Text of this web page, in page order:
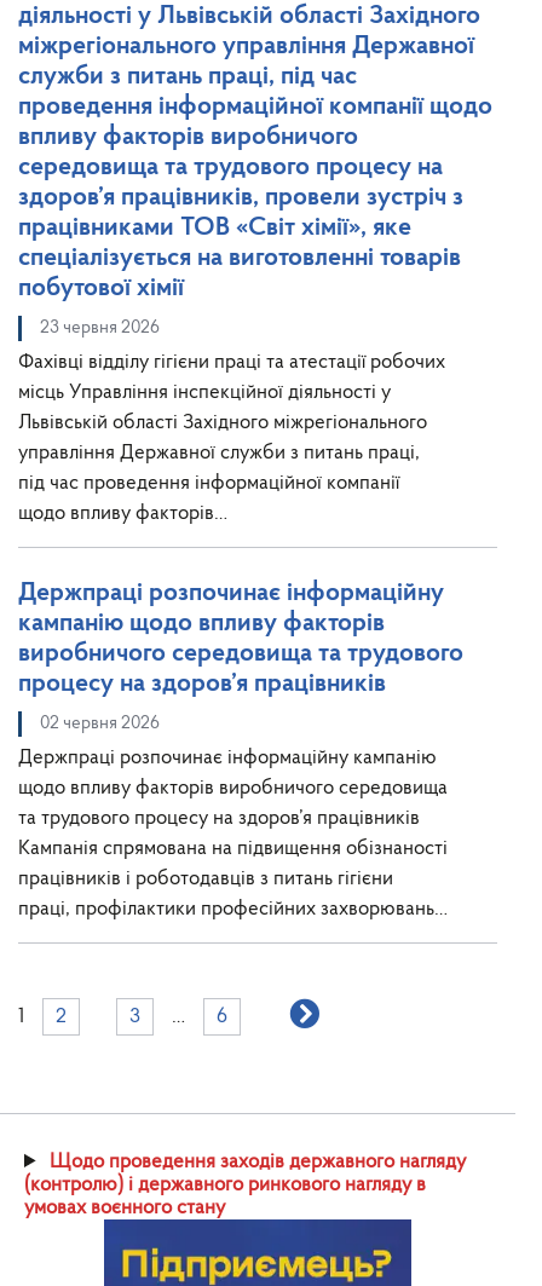
діяльності у Львівській області Західного
міжрегіонального управління Державної
служби з питань праці, під час
проведення інформаційної компанії щодо
впливу факторів виробничого
середовища та трудового процесу на
здоров’я працівників, провели зустріч з
працівниками ТОВ «Світ хімії», яке
спеціалізується на виготовленні товарів
побутової хімії
23 червня 2026
Фахівці відділу гігієни праці та атестації робочих
місць Управління інспекційної діяльності у
Львівській області Західного міжрегіонального
управління Державної служби з питань праці,
під час проведення інформаційної компанії
щодо впливу факторів…
Держпраці розпочинає інформаційну
кампанію щодо впливу факторів
виробничого середовища та трудового
процесу на здоров’я працівників
02 червня 2026
Держпраці розпочинає інформаційну кампанію
щодо впливу факторів виробничого середовища
та трудового процесу на здоров’я працівників
Кампанія спрямована на підвищення обізнаності
працівників і роботодавців з питань гігієни
праці, профілактики професійних захворювань…
1 2 3 … 6
Щодо проведення заходів державного нагляду
(контролю) і державного ринкового нагляду в
умовах воєнного стану